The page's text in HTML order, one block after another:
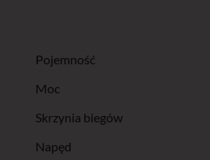
Pojemność
Moc
Skrzynia biegów
Napęd